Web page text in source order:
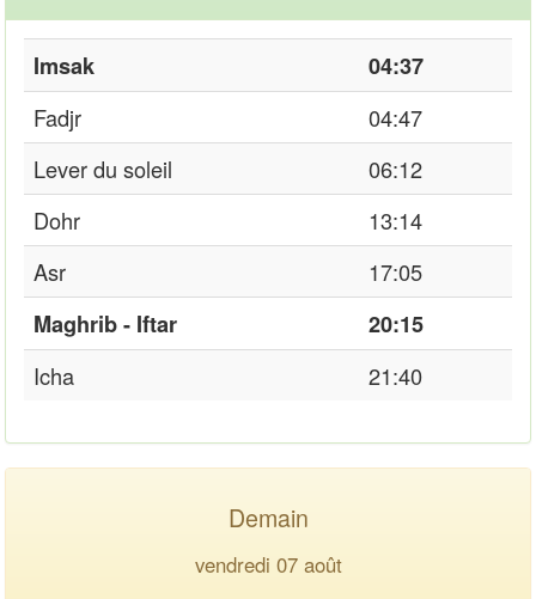
Imsak
04:37
Fadjr
04:47
Lever du soleil
06:12
Dohr
13:14
Asr
17:05
Maghrib - Iftar
20:15
Icha
21:40
Demain
vendredi 07 août